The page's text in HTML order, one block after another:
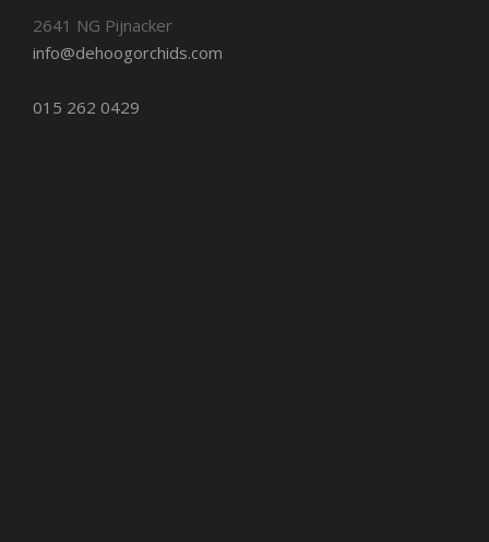
2641 NG Pijnacker
info@dehoogorchids.com
015 262 0429